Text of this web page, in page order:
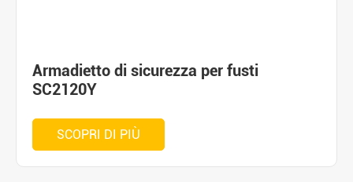
Armadietto di sicurezza per fusti
SC2120Y
SCOPRI DI PIÙ